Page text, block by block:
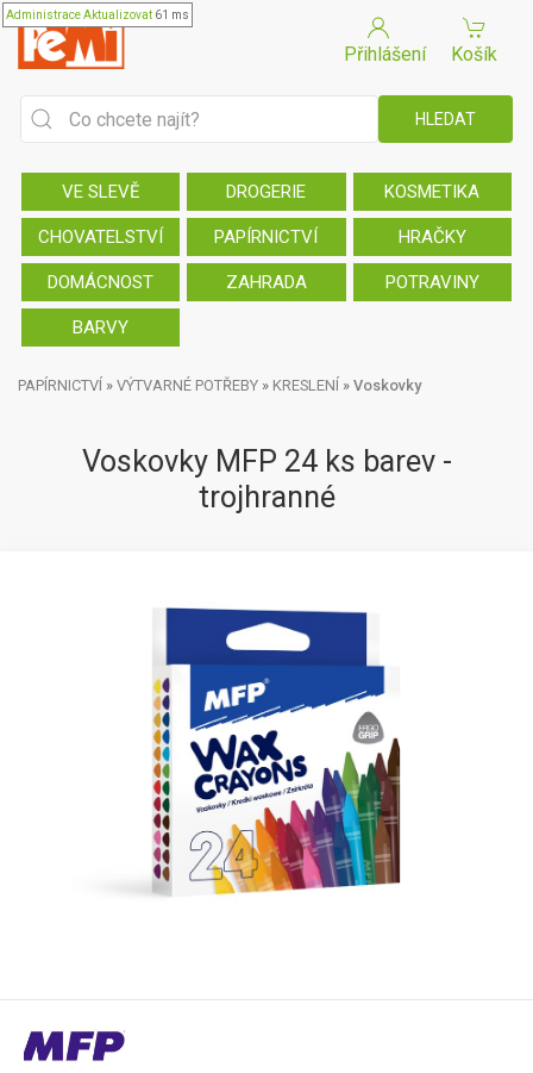
AdministraceAktualizovat 61 ms
Přihlášení Košík
VE SLEVĚ DROGERIE KOSMETIKA
CHOVATELSTVÍ PAPÍRNICTVÍ HRAČKY
DOMÁCNOST ZAHRADA POTRAVINY
BARVY
PAPÍRNICTVÍ » VÝTVARNÉ POTŘEBY » KRESLENÍ » Voskovky
Voskovky MFP 24 ks barev -
trojhranné